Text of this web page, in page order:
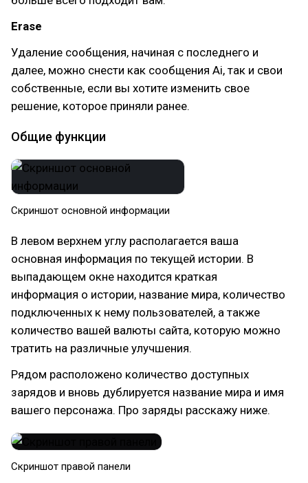
Erase
Удаление сообщения, начиная с последнего и
далее, можно снести как сообщения Ai, так и свои
собственные, если вы хотите изменить свое
решение, которое приняли ранее.
Общие функции
Скриншот основной информации
В левом верхнем углу располагается ваша
основная информация по текущей истории. В
выпадающем окне находится краткая
информация о истории, название мира, количество
подключенных к нему пользователей, а также
количество вашей валюты сайта, которую можно
тратить на различные улучшения.
Рядом расположено количество доступных
зарядов и вновь дублируется название мира и имя
вашего персонажа. Про заряды расскажу ниже.
Скриншот правой панели